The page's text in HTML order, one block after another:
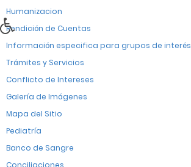
Humanizacion
Rendición de Cuentas
Información especifica para grupos de interés
Trámites y Servicios
Conflicto de Intereses
Galería de Imágenes
Mapa del Sitio
Pediatría
Banco de Sangre
Conciliaciones